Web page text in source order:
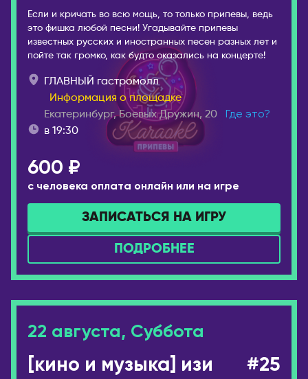
Если и кричать во всю мощь, то только припевы, ведь
это фишка любой песни! Угадывайте припевы
известных русских и иностранных песен разных лет и
пойте так громко, как будто оказались на концерте!
ГЛАВНЫЙ гастромолл
Информация о площадке
Екатеринбург, Боевых Дружин, 20
Где это?
в 19:30
600 ₽
с человека оплата онлайн или на игре
ЗАПИСАТЬСЯ НА ИГРУ
ПОДРОБНЕЕ
22 августа, Суббота
[кино и музыка] изи
#25